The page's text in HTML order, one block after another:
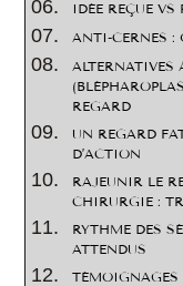
IDÉE REÇUE VS
ANTI-CERNES :
REGARD
UN REGARD
D’ACTION
RAJEUNIR LE
CHIRURGIE :
RYTHME DES
ATTENDUS
TÉMOIGNAGES